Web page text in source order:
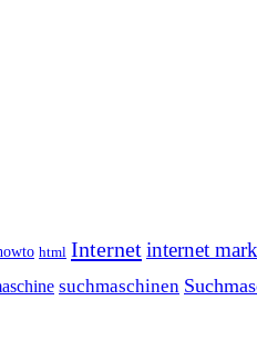
html Internetinternet
suchmaschinen